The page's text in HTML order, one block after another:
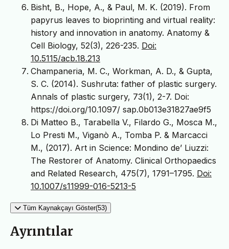
Bisht, B., Hope, A., & Paul, M. K. (2019). From
papyrus leaves to bioprinting and virtual reality:
history and innovation in anatomy. Anatomy &
Cell Biology, 52(3), 226-235. Doi:
10.5115/acb.18.213
Champaneria, M. C., Workman, A. D., & Gupta,
S. C. (2014). Sushruta: father of plastic surgery.
Annals of plastic surgery, 73(1), 2-7. Doi:
https://doi.org/10.1097/ sap.0b013e31827ae9f5
Di Matteo B., Tarabella V., Filardo G., Mosca M.,
Lo Presti M., Viganò A., Tomba P. & Marcacci
M., (2017). Art in Science: Mondino de’ Liuzzi:
The Restorer of Anatomy. Clinical Orthopaedics
and Related Research, 475(7), 1791–1795. Doi:
10.1007/s11999-016-5213-5
Tüm Kaynakçayı Göster(53)
Ayrıntılar